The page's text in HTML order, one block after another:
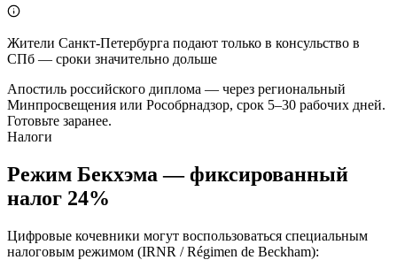
Жители Санкт-Петербурга подают только в консульство в
СПб — сроки значительно дольше
Апостиль российского диплома — через региональный
Минпросвещения или Рособрнадзор, срок 5–30 рабочих дней.
Готовьте заранее.
Налоги
Режим Бекхэма — фиксированный
налог 24%
Цифровые кочевники могут воспользоваться специальным
налоговым режимом (IRNR / Régimen de Beckham):